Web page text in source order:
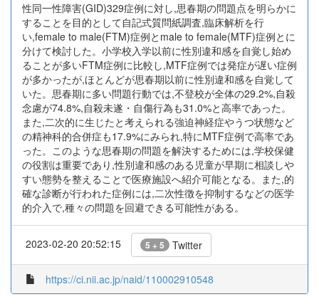
性同一性障害(GID)329症例に対し,思春期の問題点を明らかに
することを目的として自記式質問紙調査,臨床解析を行
い,female to male(FTM)症例とmale to female(MTF)症例とに
分けて検討した。小学校入学以前に性別違和感を自覚し始め
ることが多いFTM症例に比較し,MTF症例では発症が遅い症例
が多かったが,ほとんどが思春期以前に性別違和感を自覚して
いた。思春期に多い問題行動では,不登校が全体の29.2%,自殺
念慮が74.8%,自殺未遂・自傷行為も31.0%と高率であった。
また,二次的に生じたと考えられる強迫神経症やうつ状態など
の精神科的合併症も17.9%にみられ,特にMTF症例で高率であ
った。このような思春期の問題を解決するためには,学校保健
の役割は重要であり,性別違和感のある児童が早期に相談しや
すい態勢を整えることで医療施設へ紹介可能となる。また,的
確な診断が行われた症例には,二次性徴を抑制するなどの医学
的介入で,種々の問題を回避できる可能性がある。
2023-02-20 20:52:15 5 + 5 Twitter
https://ci.nii.ac.jp/naid/110002910548